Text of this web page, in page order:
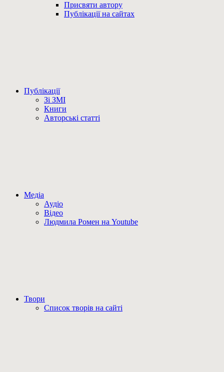
Присвяти автору
Публікації на сайтах
Публікації
Зі ЗМІ
Книги
Авторські статті
Медіа
Аудіо
Відео
Людмила Ромен на Youtube
Твори
Список творів на сайті